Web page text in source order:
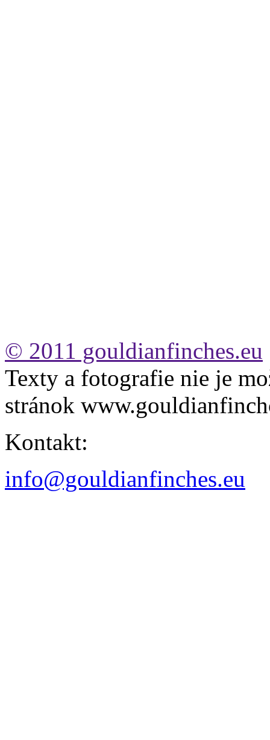
© 2011 gouldianfinches.eu
Texty a fotografie nie je
stránok
Kontakt:
info@gouldianfinches.eu